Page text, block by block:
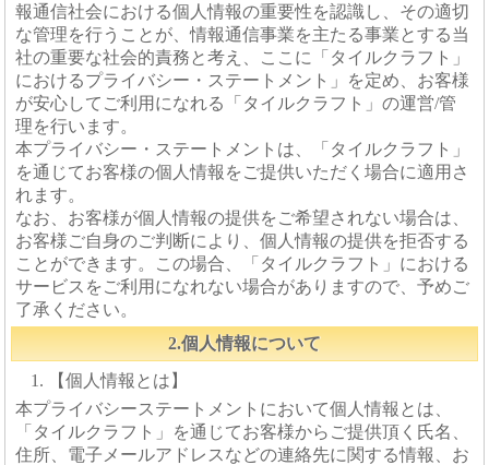
報通信社会における個人情報の重要性を認識し、その適切
な管理を行うことが、情報通信事業を主たる事業とする当
社の重要な社会的責務と考え、ここに「タイルクラフト」
におけるプライバシー・ステートメント」を定め、お客様
が安心してご利用になれる「タイルクラフト」の運営/管
理を行います。
本プライバシー・ステートメントは、「タイルクラフト」
を通じてお客様の個人情報をご提供いただく場合に適用さ
れます。
なお、お客様が個人情報の提供をご希望されない場合は、
お客様ご自身のご判断により、個人情報の提供を拒否する
ことができます。この場合、「タイルクラフト」における
サービスをご利用になれない場合がありますので、予めご
了承ください。
2.個人情報について
【個人情報とは】
本プライバシーステートメントにおいて個人情報とは、
「タイルクラフト」を通じてお客様からご提供頂く氏名、
住所、電子メールアドレスなどの連絡先に関する情報、お